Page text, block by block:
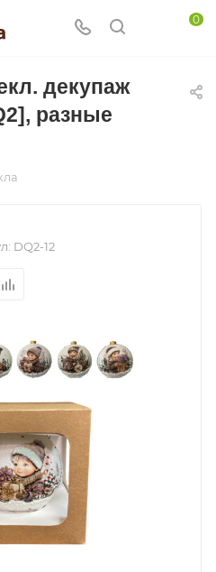
0
декупаж
разные
DQ2-12